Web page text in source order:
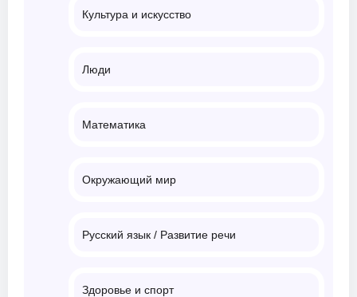
Культура и искусство
Люди
Математика
Окружающий мир
Русский язык / Развитие речи
Здоровье и спорт